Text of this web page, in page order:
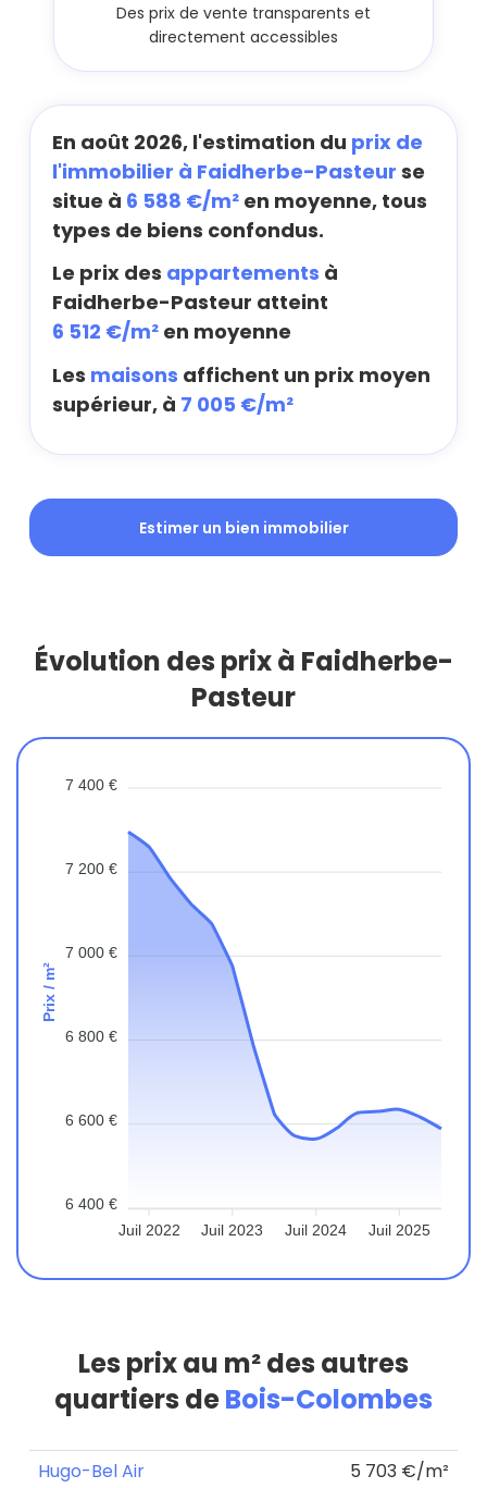
Des prix de vente transparents et
directement accessibles
En août 2026, l'estimation du prix de
l'immobilier à Faidherbe-Pasteur se
situe à 6 588 €/m² en moyenne, tous
types de biens confondus.
Le prix des appartements à
Faidherbe-Pasteur atteint
6 512 €/m² en moyenne
Les maisons affichent un prix moyen
supérieur, à 7 005 €/m²
Estimer un bien immobilier
Évolution des prix à Faidherbe-
Pasteur
7 400 €
7 200 €
7 000 €
6 800 €
6 600 €
6 400 €
Prix / m²
Juil 2022 Juil 2023 Juil 2024 Juil 2025
Les prix au m² des autres
quartiers deBois-Colombes
Hugo-Bel Air 5 703 €/m²